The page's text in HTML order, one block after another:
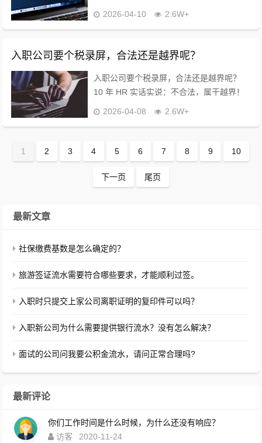
2026-04-10 2.6W+
入职公司要个税录屏，合法还是越界呢？
入职公司要个税录屏，合法还是越界呢？
10 年 HR 实话实说：不合法，属于越界！
2026-04-08 2.6W+
1 2 3 4 5 6 7 8 9 10
下一页 尾页
最新文章
社保缴费基数是怎么确定的？
旅游签证流水需要符合哪些要求，才能顺利过签。
入职时只提交上家公司离职证明的复印件可以吗？
入职新公司为什么需要提供银行流水？没有怎么解决？
面试的公司问我要公积金流水，请问正常合理吗?
最新评论
你们工作时间是什么时候，为什么还没有响应？
访客
2020-11-24